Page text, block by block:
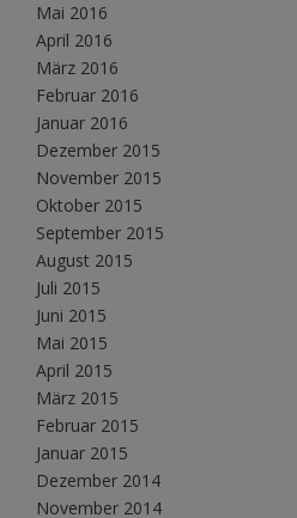
Mai 2016
April 2016
März 2016
Februar 2016
Januar 2016
Dezember 2015
November 2015
Oktober 2015
September 2015
August 2015
Juli 2015
Juni 2015
Mai 2015
April 2015
März 2015
Februar 2015
Januar 2015
Dezember 2014
November 2014